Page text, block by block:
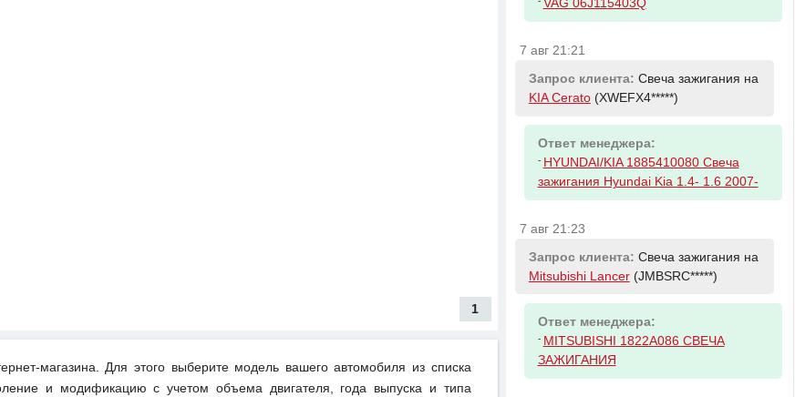
1
магазина. Для этого выберите модель вашего автомобиля из списка
и модификацию с учетом объема двигателя, года выпуска и типа
VAG 06J115403Q
7 авг 21:21
Запрос клиента: Свеча зажигания на
KIA Cerato(XWEFX4*****)
Ответ менеджера:
- HYUNDAI/KIA 1885410080 Свеча
зажигания Hyundai Kia 1.4- 1.6 2007-
7 авг 21:23
Запрос клиента: Свеча зажигания на
Mitsubishi Lancer(JMBSRC*****)
Ответ менеджера:
- MITSUBISHI 1822A086 СВЕЧА
ЗАЖИГАНИЯ